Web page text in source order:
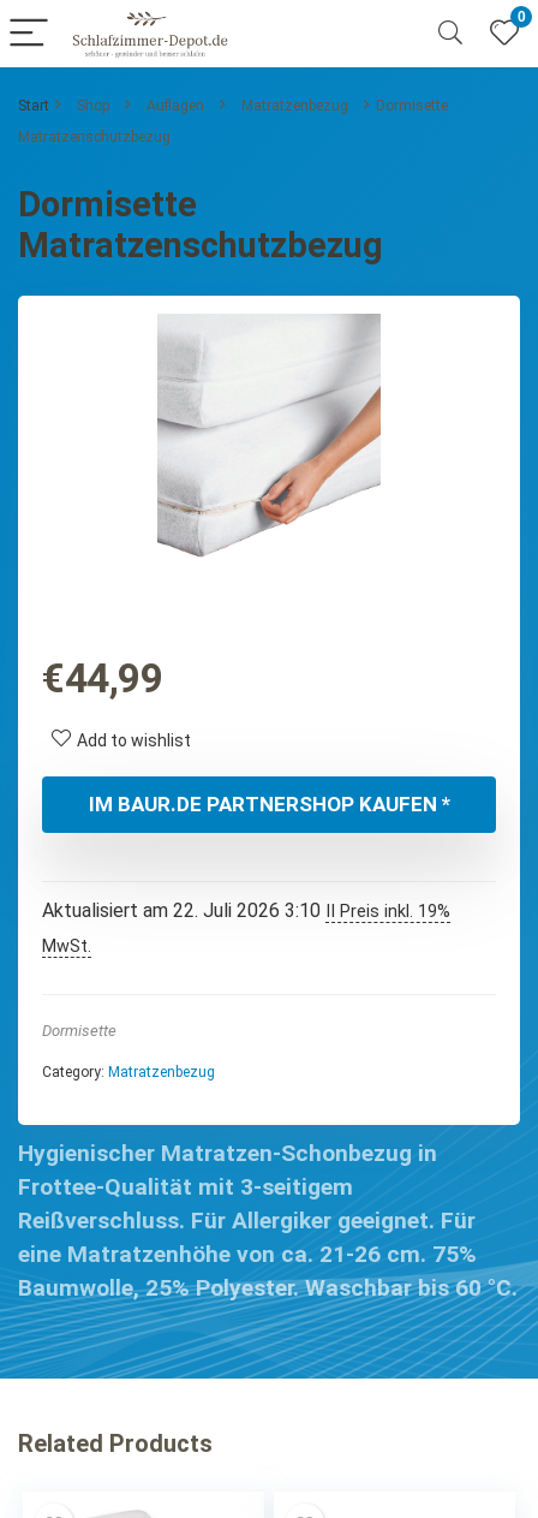
0
Start Shop Auflagen Matratzenbezug
Dormisette
Matratzenschutzbezug
Dormisette
Matratzenschutzbezug
€44,99
Add to wishlist
IM BAUR.DE PARTNERSHOP KAUFEN *
Aktualisiert am 22. Juli 2026 3:10
II Preis inkl. 19%
MwSt.
Dormisette
Category: Matratzenbezug
Hygienischer Matratzen-Schon­bezug in
Frottee-Qualität mit 3-seitigem
Reißverschluss. Für Allergiker geeignet. Für
eine Matratzenhöhe von ca. 21-26 cm. 75%
Baumwolle, 25% Polyester. Waschbar bis 60 °C.
Related Products